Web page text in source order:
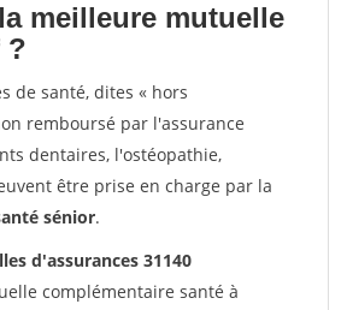
meilleure mutuelle
?
de santé, dites « hors
remboursé par l'assurance
dentaires, l'ostéopathie,
être prise en charge par la
sénior.
d'assurances 31140
complémentaire santé à